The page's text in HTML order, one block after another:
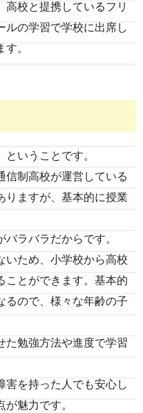
高校と提携しているフリ
ルの学習で学校に出席し
。
いうことです。
信制高校が運営している
りますが、基本的に授業
ラバラだからです。
いため、小学校から高校
ことができます。基本的
るので、様々な年齢の子
た勉強方法や進度で学習
害を持った人でも安心し
魅力です。